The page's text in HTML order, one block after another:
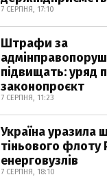
7 СЕРПНЯ, 17:10
Штрафи за
підвищать: уряд
законопроєкт
7 СЕРПНЯ, 11:23
Україна уразила
тіньового флоту
енерговузлів
7 СЕРПНЯ, 18:10